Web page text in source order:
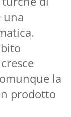
una
la
prodotto